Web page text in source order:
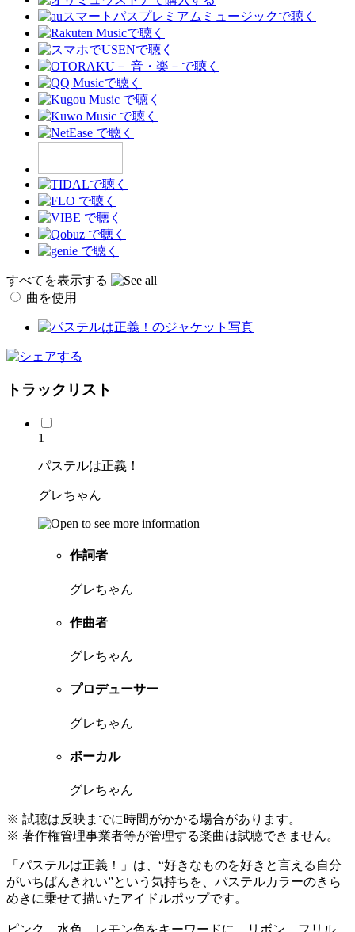
すべてを表示する
曲を使用
トラックリスト
1
パステルは正義！
グレちゃん
作詞者
グレちゃん
作曲者
グレちゃん
プロデューサー
グレちゃん
ボーカル
グレちゃん
※ 試聴は反映までに時間がかかる場合があります。
※ 著作権管理事業者等が管理する楽曲は試聴できません。
「パステルは正義！」は、“好きなものを好きと言える自分
がいちばんきれい”という気持ちを、パステルカラーのきら
めきに乗せて描いたアイドルポップです。